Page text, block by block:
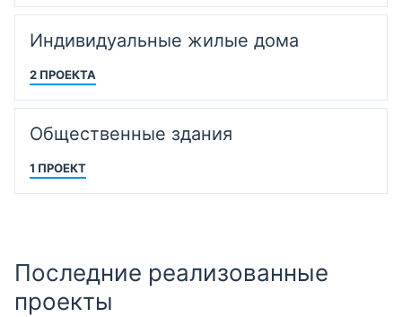
Индивидуальные жилые дома
2 ПРОЕКТА
Общественные здания
1 ПРОЕКТ
Последние реализованные
проекты